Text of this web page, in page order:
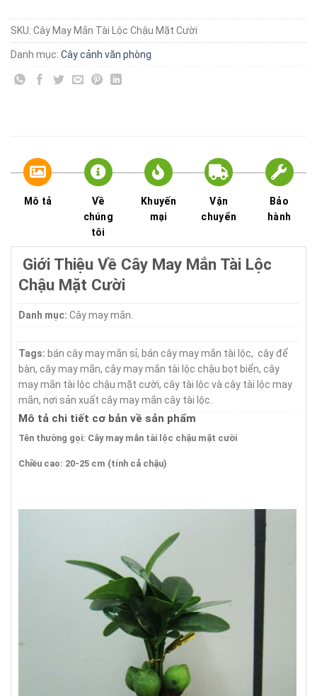
SKU: Cây May Mắn Tài Lộc Chậu Mặt Cười
Danh mục: Cây cảnh văn phòng
Mô tả
Về
chúng
tôi
Khuyến
mại
Vận
chuyển
Bảo
hành
Giới Thiệu Về Cây May Mắn Tài Lộc
Chậu Mặt Cười
Danh mục: Cây may mắn.
Tags: bán cây may mắn sỉ, bán cây may mắn tài lộc, cây để
bàn, cây may mắn, cây may mắn tài lộc chậu bọt biển, cây
may mắn tài lộc chậu mặt cười, cây tài lộc và cây tài lộc may
mắn, nơi sản xuất cây may mắn cây tài lộc.
Mô tả chi tiết cơ bản về sản phẩm
Tên thường gọi: Cây may mắn tài lộc chậu mặt cười
Chiều cao: 20-25 cm (tính cả chậu)